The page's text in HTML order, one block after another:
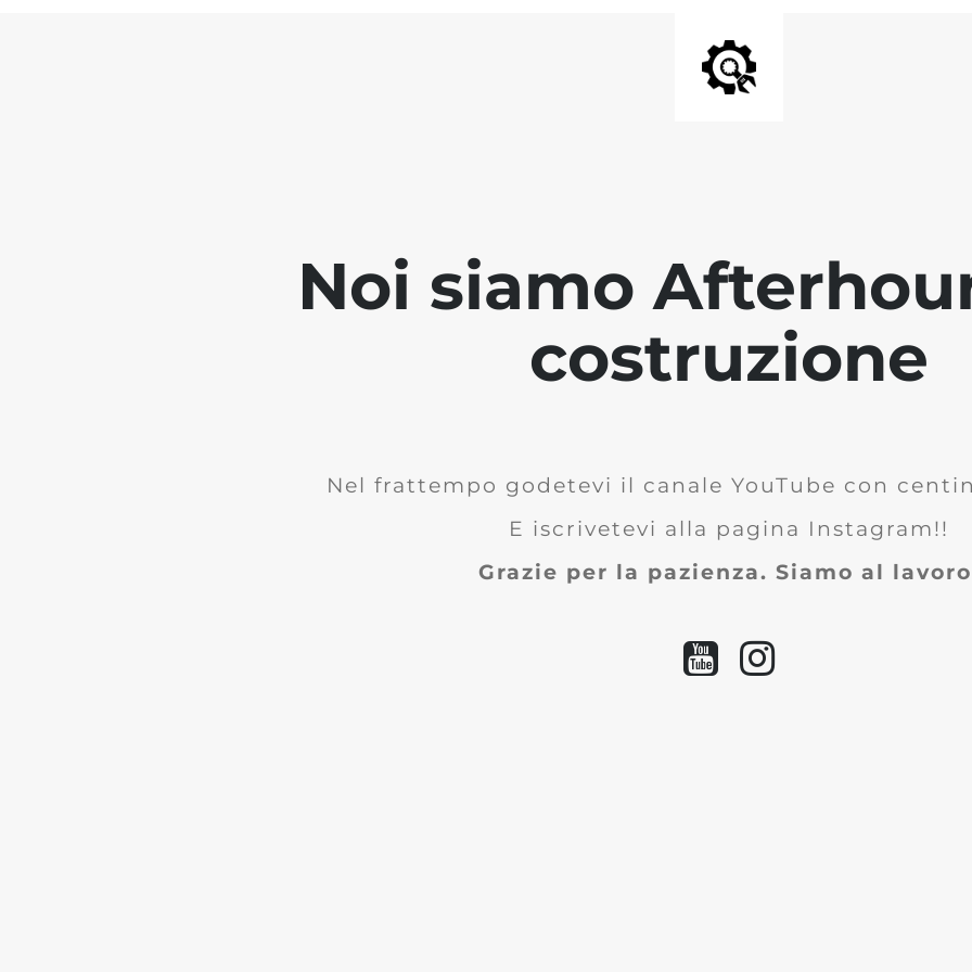
Noi siamo
costruzione
Nel frattempo godetevi il canale YouTube con
E iscrivetevi alla pagina Instagram!!
Grazie per la pazienza. Siamo al